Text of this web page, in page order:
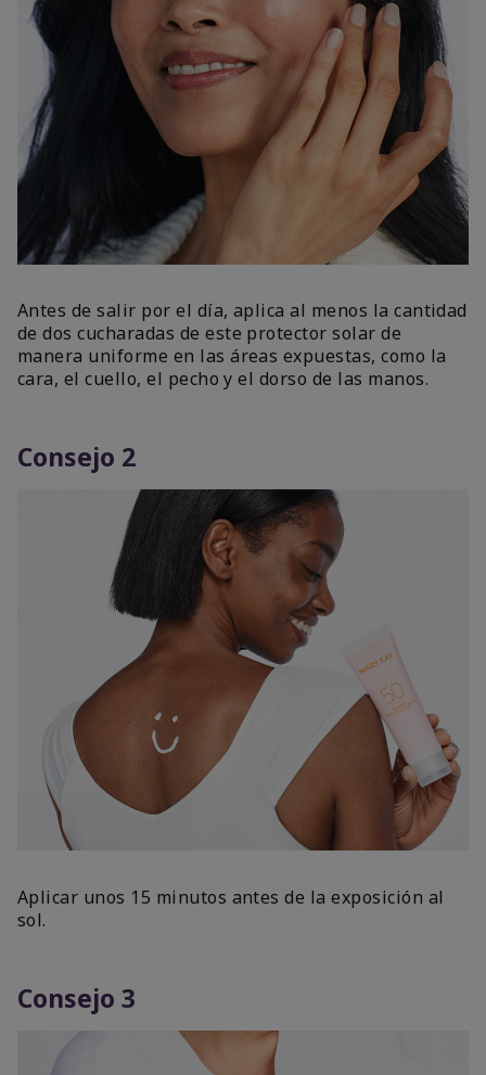
Antes de salir por el día, aplica al menos la cantidad
de dos cucharadas de este protector solar de
manera uniforme en las áreas expuestas, como la
cara, el cuello, el pecho y el dorso de las manos.
Consejo 2
Aplicar unos 15 minutos antes de la exposición al
sol.
Consejo 3